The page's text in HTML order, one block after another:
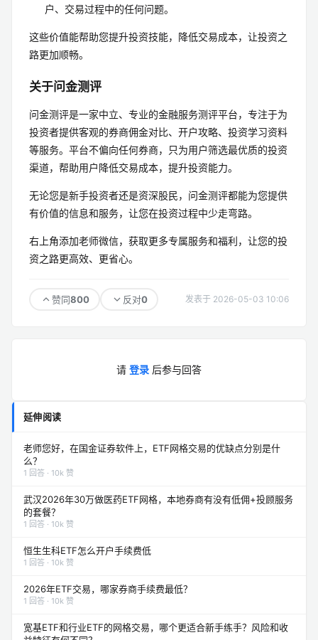
户、交易过程中的任何问题。
这些价值能帮助您提升投资技能，降低交易成本，让投资之
路更加顺畅。
关于问金测评
问金测评是一家中立、专业的金融服务测评平台，专注于为
投资者提供客观的券商佣金对比、开户攻略、投资学习资料
等服务。平台不偏向任何券商，只为用户筛选最优质的投资
渠道，帮助用户降低交易成本，提升投资能力。
无论您是新手投资者还是资深股民，问金测评都能为您提供
有价值的信息和服务，让您在投资过程中少走弯路。
右上角添加老师微信，获取更多专属服务和福利，让您的投
资之路更高效、更省心。
赞同800 反对0 发表于 2026-05-03 10:06
请 登录 后参与回答
延伸阅读
老师您好，在国金证券软件上，ETF网格交易的优缺点分别是什
么？
1 回答 · 10k 赞
武汉2026年30万做医药ETF网格，本地券商有没有低佣+投顾服务
的套餐？
1 回答 · 10k 赞
恒生生科ETF怎么开户手续费低
1 回答 · 10k 赞
2026年ETF交易，哪家券商手续费最低？
1 回答 · 10k 赞
宽基ETF和行业ETF的网格交易，哪个更适合新手练手？风险和收